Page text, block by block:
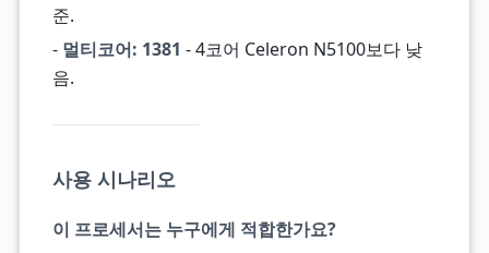
준.
- 멀티코어: 1381 - 4코어 Celeron N5100보다 낮
음.
사용 시나리오
이 프로세서는 누구에게 적합한가요?